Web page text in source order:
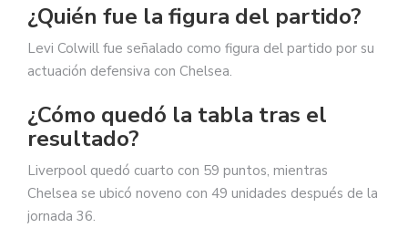
¿Quién fue la figura del partido?
Levi Colwill fue señalado como figura del partido por su
actuación defensiva con Chelsea.
¿Cómo quedó la tabla tras el
resultado?
Liverpool quedó cuarto con 59 puntos, mientras
Chelsea se ubicó noveno con 49 unidades después de la
jornada 36.